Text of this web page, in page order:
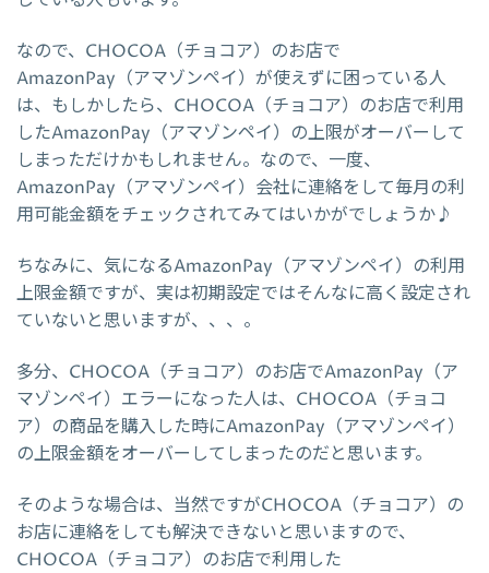
なので、CHOCOA（チョコア）のお店で
AmazonPay（アマゾンペイ）が使えずに困っている人
は、もしかしたら、CHOCOA（チョコア）のお店で利用
したAmazonPay（アマゾンペイ）の上限がオーバーして
しまっただけかもしれません。なので、一度、
AmazonPay（アマゾンペイ）会社に連絡をして毎月の利
用可能金額をチェックされてみてはいかがでしょうか♪
ちなみに、気になるAmazonPay（アマゾンペイ）の利用
上限金額ですが、実は初期設定ではそんなに高く設定され
ていないと思いますが、、、。
多分、CHOCOA（チョコア）のお店でAmazonPay（ア
マゾンペイ）エラーになった人は、CHOCOA（チョコ
ア）の商品を購入した時にAmazonPay（アマゾンペイ）
の上限金額をオーバーしてしまったのだと思います。
そのような場合は、当然ですがCHOCOA（チョコア）の
お店に連絡をしても解決できないと思いますので、
CHOCOA（チョコア）のお店で利用した